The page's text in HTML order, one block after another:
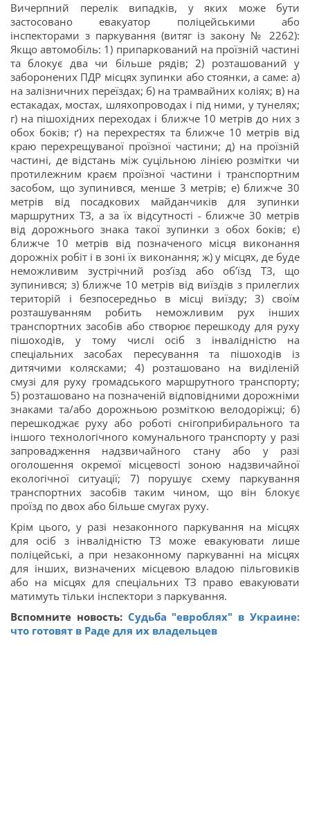
Вичерпний перелік випадків, у яких може бути
застосовано евакуатор поліцейськими або
інспекторами з паркування (витяг із закону № 2262):
Якщо автомобіль: 1) припаркований на проїзній частині
та блокує два чи більше рядів; 2) розташований у
заборонених ПДР місцях зупинки або стоянки, а саме: а)
на залізничних переїздах; б) на трамвайних коліях; в) на
естакадах, мостах, шляхопроводах і під ними, у тунелях;
г) на пішохідних переходах і ближче 10 метрів до них з
обох боків; ґ) на перехрестях та ближче 10 метрів від
краю перехрещуваної проїзної частини; д) на проїзній
частині, де відстань між суцільною лінією розмітки чи
протилежним краєм проїзної частини і транспортним
засобом, що зупинився, менше 3 метрів; е) ближче 30
метрів від посадкових майданчиків для зупинки
маршрутних ТЗ, а за їх відсутності - ближче 30 метрів
від дорожнього знака такої зупинки з обох боків; є)
ближче 10 метрів від позначеного місця виконання
дорожніх робіт і в зоні їх виконання; ж) у місцях, де буде
неможливим зустрічний роз’їзд або об’їзд ТЗ, що
зупинився; з) ближче 10 метрів від виїздів з прилеглих
територій і безпосередньо в місці виїзду; 3) своїм
розташуванням робить неможливим рух інших
транспортних засобів або створює перешкоду для руху
пішоходів, у тому числі осіб з інвалідністю на
спеціальних засобах пересування та пішоходів із
дитячими колясками; 4) розташовано на виділеній
смузі для руху громадського маршрутного транспорту;
5) розташовано на позначеній відповідними дорожніми
знаками та/або дорожньою розміткою велодоріжці; 6)
перешкоджає руху або роботі снігоприбирального та
іншого технологічного комунального транспорту у разі
запровадження надзвичайного стану або у разі
оголошення окремої місцевості зоною надзвичайної
екологічної ситуації; 7) порушує схему паркування
транспортних засобів таким чином, що він блокує
проїзд по двох або більше смугах руху.
Крім цього, у разі незаконного паркування на місцях
для осіб з інвалідністю ТЗ може евакуювати лише
поліцейські, а при незаконному паркуванні на місцях
для інших, визначених місцевою владою пільговиків
або на місцях для спеціальних ТЗ право евакуювати
матимуть тільки інспектори з паркування.
Вспомните новость: Судьба "евроблях" в Украине:
что готовят в Раде для их владельцев